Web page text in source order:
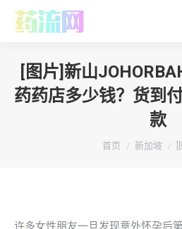
[图片]新山
药药店多少钱？货到
款
你在这里：
首页 新加坡
许多女性朋友一旦发现意外怀孕后